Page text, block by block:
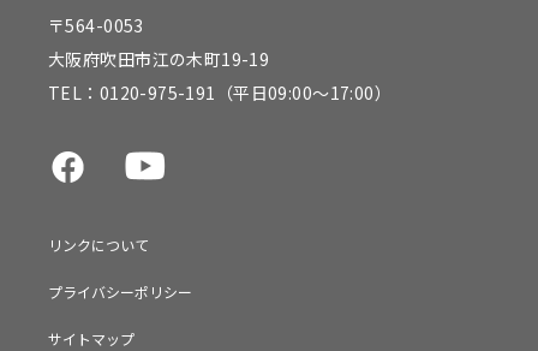
〒564-0053
大阪府吹田市江の木町19-19
TEL： 0120-975-191 （平日09:00～17:00）
リンクについて
プライバシーポリシー
サイトマップ